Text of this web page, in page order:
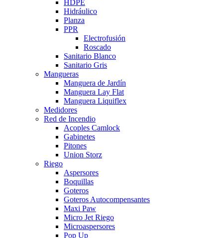
HDPE
Hidráulico
Planza
PPR
Electrofusión
Roscado
Sanitario Blanco
Sanitario Gris
Mangueras
Manguera de Jardín
Manguera Lay Flat
Manguera Liquiflex
Medidores
Red de Incendio
Acoples Camlock
Gabinetes
Pitones
Union Storz
Riego
Aspersores
Boquillas
Goteros
Goteros Autocompensantes
Maxi Paw
Micro Jet Riego
Microaspersores
Pop Up